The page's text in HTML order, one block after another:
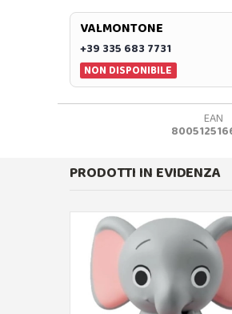
VALMONTONE
+39 335 683 7731
NON DISPONIBILE
EAN
PRODOTTI IN EVIDENZA